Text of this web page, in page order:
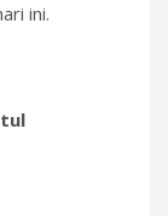
ini.